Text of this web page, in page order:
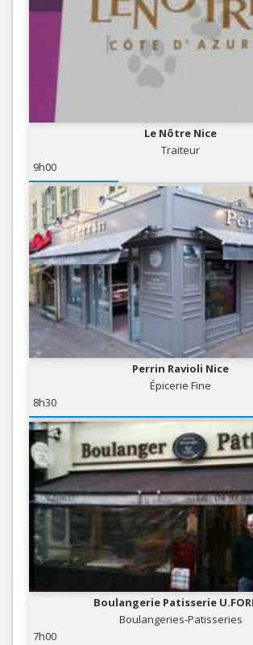
Le Nôtre Nice
Traiteur
9h00
Perrin Ravioli Nice
Épicerie Fine
8h30
Boulangerie Patisserie
Boulangeries-Patisseries
7h00